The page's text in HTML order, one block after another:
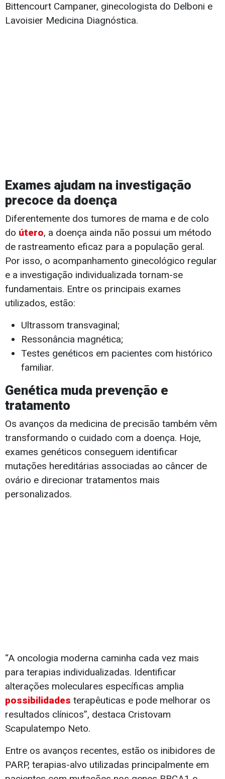
Bittencourt Campaner, ginecologista do Delboni e
Lavoisier Medicina Diagnóstica.
Exames ajudam na investigação
precoce da doença
Diferentemente dos tumores de mama e de colo
do útero, a doença ainda não possui um método
de rastreamento eficaz para a população geral.
Por isso, o acompanhamento ginecológico regular
e a investigação individualizada tornam-se
fundamentais. Entre os principais exames
utilizados, estão:
Ultrassom transvaginal;
Ressonância magnética;
Testes genéticos em pacientes com histórico
familiar.
Genética muda prevenção e
tratamento
Os avanços da medicina de precisão também vêm
transformando o cuidado com a doença. Hoje,
exames genéticos conseguem identificar
mutações hereditárias associadas ao câncer de
ovário e direcionar tratamentos mais
personalizados.
“A oncologia moderna caminha cada vez mais
para terapias individualizadas. Identificar
alterações moleculares específicas amplia
possibilidades terapêuticas e pode melhorar os
resultados clínicos”, destaca Cristovam
Scapulatempo Neto.
Entre os avanços recentes, estão os inibidores de
PARP, terapias-alvo utilizadas principalmente em